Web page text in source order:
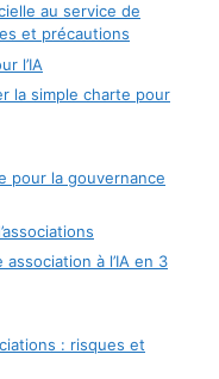
au service de
et précautions
l’IA
la simple charte pour
pour la gouvernance
à l’IA en 3
: risques et